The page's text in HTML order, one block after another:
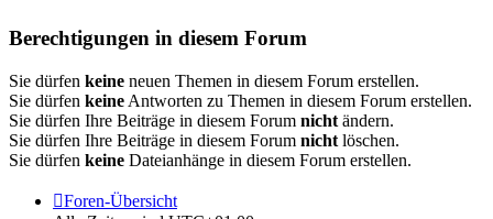
Berechtigungen in diesem Forum
Sie dürfen keine neuen Themen in diesem Forum erstellen.
Sie dürfen keine Antworten zu Themen in diesem Forum erstellen.
Sie dürfen Ihre Beiträge in diesem Forum nicht ändern.
Sie dürfen Ihre Beiträge in diesem Forum nicht löschen.
Sie dürfen keine Dateianhänge in diesem Forum erstellen.
Foren-Übersicht